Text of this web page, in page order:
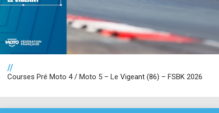
//
Courses Pré Moto 4 / Moto 5 – Le Vigeant (86) – FSBK 2026